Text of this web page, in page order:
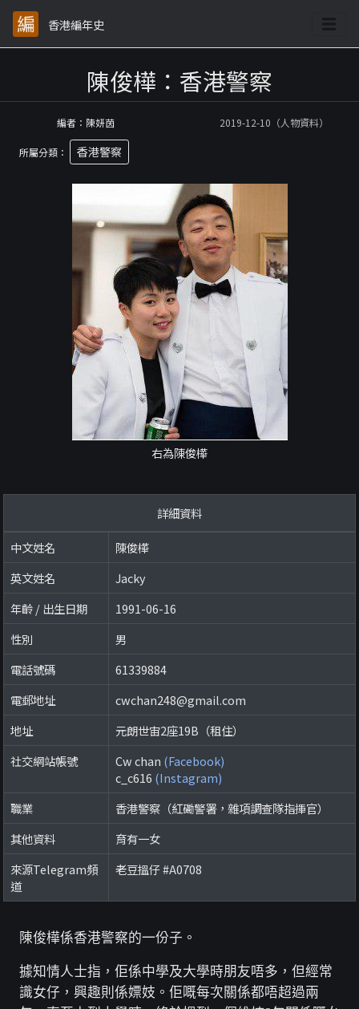
香港編年史
陳俊樺：香港警察
編者：陳妍茵 2019-12-10（人物資料）
所屬分類： 香港警察
右為陳俊樺
詳細資料
中文姓名
陳俊樺
英文姓名
Jacky
年齡 / 出生日期
1991-06-16
性別
男
電話號碼
61339884
電郵地址
cwchan248@gmail.com
地址
元朗世宙2座19B（租住）
社交網站帳號
Cw chan (Facebook)
c_c616 (Instagram)
職業
香港警察（紅磡警署，雜項調查隊指揮官）
其他資料
育有一女
來源Telegram頻
道
老豆搵仔 #A0708
陳俊樺係香港警察的一份子。
據知情人士指，佢係中學及大學時朋友唔多，但經常
識女仔，興趣則係嫖妓。佢嘅每次關係都唔超過兩